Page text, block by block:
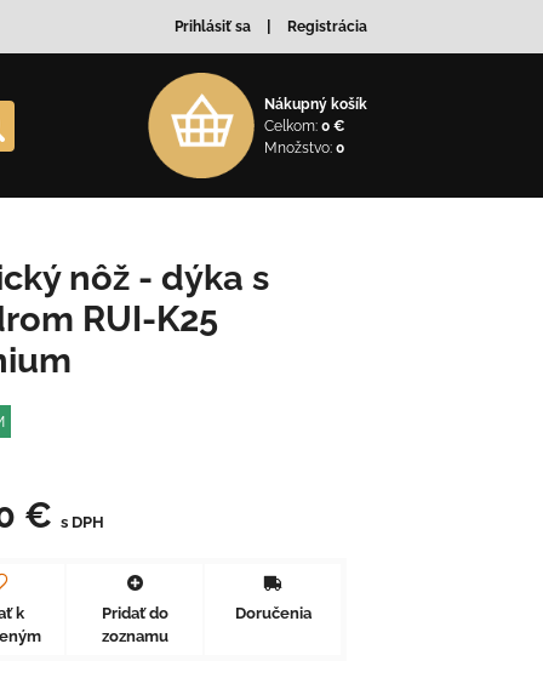
Prihlásiť sa Registrácia
Nákupný košík
Celkom: 0 €
Množstvo: 0
nôž - dýka s
RUI-K25
€ s DPH
k
Pridať do
zoznamu
Doručenia